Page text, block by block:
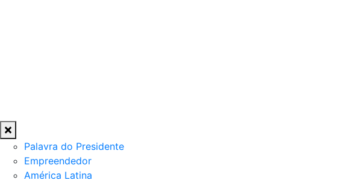
Palavra do Presidente
Empreendedor
América Latina